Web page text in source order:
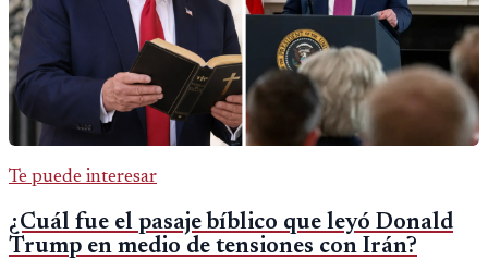
Te puede interesar
¿Cuál fue el pasaje bíblico que leyó Donald
Trump en medio de tensiones con Irán?